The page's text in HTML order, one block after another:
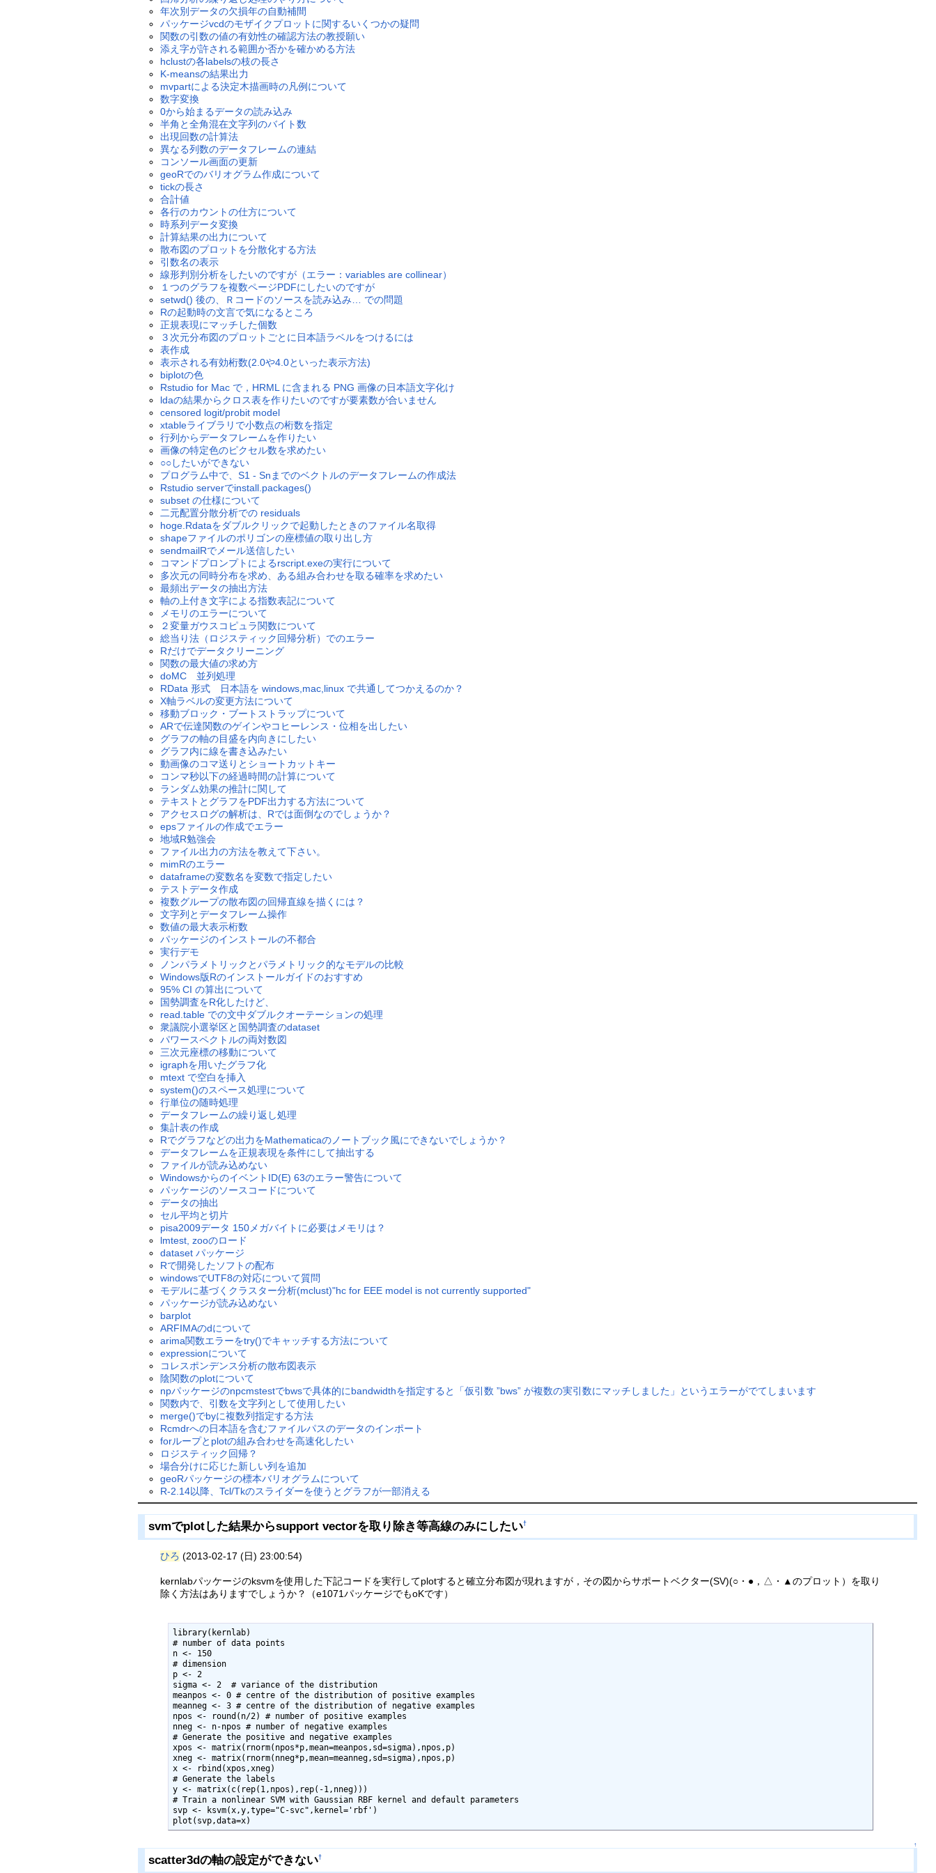
年次別データの欠損年の自動補間
パッケージvcdのモザイクプロットに関するいくつかの疑問
関数の引数の値の有効性の確認方法の教授願い
添え字が許される範囲か否かを確かめる方法
hclustの各labelsの枝の長さ
K-meansの結果出力
mvpartによる決定木描画時の凡例について
数字変換
0から始まるデータの読み込み
半角と全角混在文字列のバイト数
出現回数の計算法
異なる列数のデータフレームの連結
コンソール画面の更新
geoRでのバリオグラム作成について
tickの長さ
合計値
各行のカウントの仕方について
時系列データ変換
計算結果の出力について
散布図のプロットを分散化する方法
引数名の表示
線形判別分析をしたいのですが（エラー：variables are collinear）
１つのグラフを複数ページPDFにしたいのですが
setwd() 後の、Ｒコードのソースを読み込み… での問題
Rの起動時の文言で気になるところ
正規表現にマッチした個数
３次元分布図のプロットごとに日本語ラベルをつけるには
表作成
表示される有効桁数(2.0や4.0といった表示方法)
biplotの色
Rstudio for Mac で，HRML に含まれる PNG 画像の日本語文字化け
ldaの結果からクロス表を作りたいのですが要素数が合いません
censored logit/probit model
xtableライブラリで小数点の桁数を指定
行列からデータフレームを作りたい
画像の特定色のピクセル数を求めたい
○○したいができない
プログラム中で、S1 - Snまでのベクトルのデータフレームの作成法
Rstudio serverでinstall.packages()
subset の仕様について
二元配置分散分析での residuals
hoge.Rdataをダブルクリックで起動したときのファイル名取得
shapeファイルのポリゴンの座標値の取り出し方
sendmailRでメール送信したい
コマンドプロンプトによるrscript.exeの実行について
多次元の同時分布を求め、ある組み合わせを取る確率を求めたい
最頻出データの抽出方法
軸の上付き文字による指数表記について
メモリのエラーについて
２変量ガウスコピュラ関数について
総当り法（ロジスティック回帰分析）でのエラー
Rだけでデータクリーニング
関数の最大値の求め方
doMC 並列処理
RData 形式 日本語を windows,mac,linux で共通してつかえるのか？
X軸ラベルの変更方法について
移動ブロック・ブートストラップについて
ARで伝達関数のゲインやコヒーレンス・位相を出したい
グラフの軸の目盛を内向きにしたい
グラフ内に線を書き込みたい
動画像のコマ送りとショートカットキー
コンマ秒以下の経過時間の計算について
ランダム効果の推計に関して
テキストとグラフをPDF出力する方法について
アクセスログの解析は、Rでは面倒なのでしょうか？
epsファイルの作成でエラー
地域R勉強会
ファイル出力の方法を教えて下さい。
mimRのエラー
dataframeの変数名を変数で指定したい
テストデータ作成
複数グループの散布図の回帰直線を描くには？
文字列とデータフレーム操作
数値の最大表示桁数
パッケージのインストールの不都合
実行デモ
ノンパラメトリックとパラメトリック的なモデルの比較
Windows版Rのインストールガイドのおすすめ
95% CI の算出について
国勢調査をR化したけど、
read.table での文中ダブルクオーテーションの処理
衆議院小選挙区と国勢調査のdataset
パワースペクトルの両対数図
三次元座標の移動について
igraphを用いたグラフ化
mtext で空白を挿入
system()のスペース処理について
行単位の随時処理
データフレームの繰り返し処理
集計表の作成
Rでグラフなどの出力をMathematicaのノートブック風にできないでしょうか？
データフレームを正規表現を条件にして抽出する
ファイルが読み込めない
WindowsからのイベントID(E) 63のエラー警告について
パッケージのソースコードについて
データの抽出
セル平均と切片
pisa2009データ 150メガバイトに必要はメモリは？
lmtest, zooのロード
dataset パッケージ
Rで開発したソフトの配布
windowsでUTF8の対応について質問
モデルに基づくクラスター分析(mclust)"hc for EEE model is not currently supported"
パッケージが読み込めない
barplot
ARFIMAのdについて
arima関数エラーをtry()でキャッチする方法について
expressionについて
コレスポンデンス分析の散布図表示
陰関数のplotについて
npパッケージのnpcmstestでbwsで具体的にbandwidthを指定すると「仮引数 ”bws” が複数の実引数にマッチしました」というエラーがでてしまいます
関数内で、引数を文字列として使用したい
merge()でbyに複数列指定する方法
Rcmdrへの日本語を含むファイルパスのデータのインポート
forループとplotの組み合わせを高速化したい
ロジスティック回帰？
場合分けに応じた新しい列を追加
geoRパッケージの標本バリオグラムについて
R-2.14以降、Tcl/Tkのスライダーを使うとグラフが一部消える
svmでplotした結果からsupport vectorを取り除き等高線のみにしたい†
ひろ (2013-02-17 (日) 23:00:54)
kernlabパッケージのksvmを使用した下記コードを実行してplotすると確立分布図が現れますが，その図からサポートベクター(SV)(○・●，△・▲のプロット）を取り
除く方法はありますでしょうか？（e1071パッケージでもoKです）
library(kernlab)
# number of data points
n <- 150
# dimension
p <- 2
sigma <- 2  # variance of the distribution
meanpos <- 0 # centre of the distribution of positive examples
meanneg <- 3 # centre of the distribution of negative examples
npos <- round(n/2) # number of positive examples
nneg <- n-npos # number of negative examples
# Generate the positive and negative examples
xpos <- matrix(rnorm(npos*p,mean=meanpos,sd=sigma),npos,p)
xneg <- matrix(rnorm(nneg*p,mean=meanneg,sd=sigma),npos,p)
x <- rbind(xpos,xneg)
# Generate the labels
y <- matrix(c(rep(1,npos),rep(-1,nneg)))
# Train a nonlinear SVM with Gaussian RBF kernel and default parameters
svp <- ksvm(x,y,type="C-svc",kernel='rbf')
plot(svp,data=x)
↑
scatter3dの軸の設定ができない†